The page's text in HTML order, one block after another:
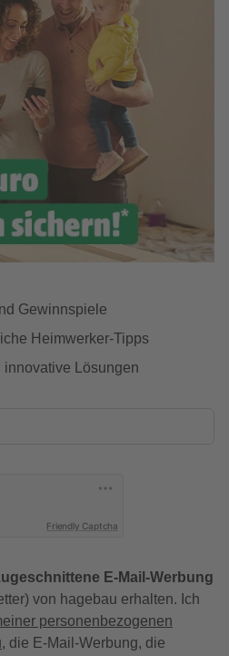
Gewinnspiele
Heimwerker-Tipps
innovative Lösungen
Friendly Captcha
E-Mail-Werbung
von hagebau erhalten. Ich
personenbezogenen
, die E-Mail-Werbung, die